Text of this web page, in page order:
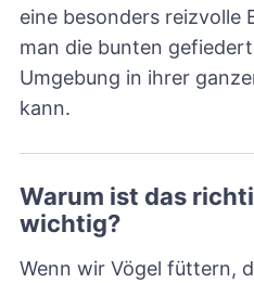
eine besonders reizvolle
man die bunten
Umgebung in ihrer
kann.
Warum ist das
wichtig?
Wenn wir Vögel füttern,